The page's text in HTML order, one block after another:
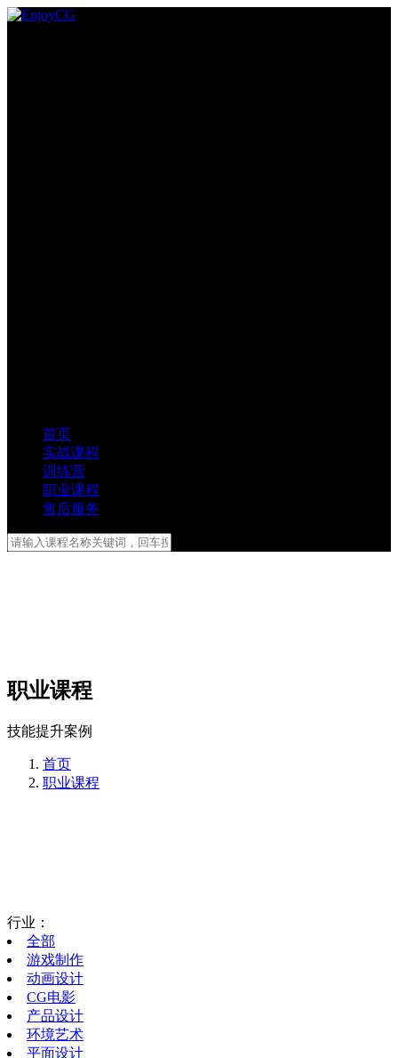
首页
实战课程
训练营
职业课程
售后服务
职业课程
技能提升案例
首页
职业课程
行业：
全部
游戏制作
动画设计
CG电影
产品设计
环境艺术
平面设计